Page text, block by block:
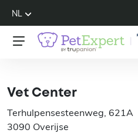
NL
Vet Center
Terhulpensesteenweg, 621A
3090 Overijse